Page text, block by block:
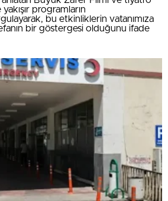
programların
bu etkinliklerin vatanımıza
bir göstergesi olduğunu ifade